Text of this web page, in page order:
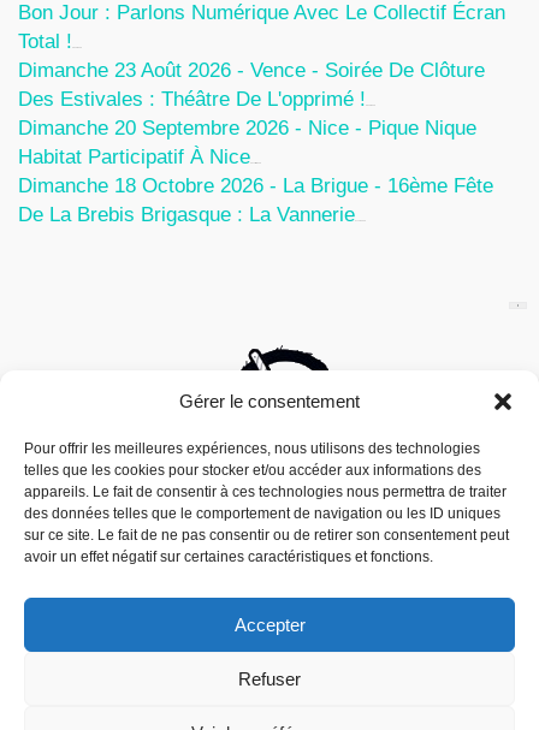
Gérer le consentement
Pour offrir les meilleures expériences, nous utilisons des technologies
telles que les cookies pour stocker et/ou accéder aux informations des
appareils. Le fait de consentir à ces technologies nous permettra de traiter
des données telles que le comportement de navigation ou les ID uniques
sur ce site. Le fait de ne pas consentir ou de retirer son consentement peut
avoir un effet négatif sur certaines caractéristiques et fonctions.
Accepter
Refuser
Bon Jour : Parlons Numérique Avec Le Collectif Écran
Total !
Dimanche 23 Août 2026 - Vence - Soirée De Clôture
Des Estivales : Théâtre De L'opprimé !
Dimanche 20 Septembre 2026 - Nice - Pique Nique
Habitat Participatif À Nice
Dimanche 18 Octobre 2026 - La Brigue - 16ème Fête
De La Brebis Brigasque : La Vannerie
Mouais, le mensuel dubitatif…quoique est
édité par l’Association ARMA, Association